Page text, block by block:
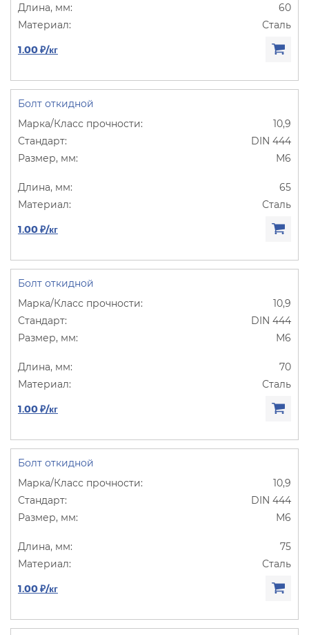
60
Сталь
1.00 ₽/кг
Болт откидной
10,9
DIN 444
М6
65
Сталь
1.00 ₽/кг
Болт откидной
10,9
DIN 444
М6
70
Сталь
1.00 ₽/кг
Болт откидной
10,9
DIN 444
М6
75
Сталь
1.00 ₽/кг